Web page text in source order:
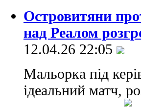
Островитяни
над Реалом
12.04.26 22:05
Мальорка під
ідеальний матч,